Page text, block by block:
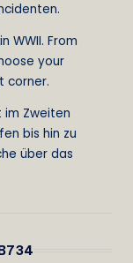
WWII. From
your
corner.
im Zweiten
bis hin zu
über das